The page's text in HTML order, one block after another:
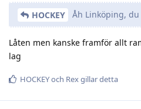
HOCKEY Åh Linköping,
Låten men kanske framför allt
lag
HOCKEYoch Rexgillar detta